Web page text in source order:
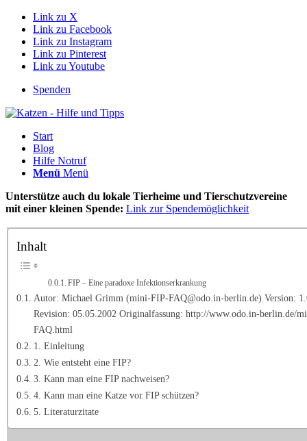
Link zu X
Link zu Facebook
Link zu Instagram
Link zu Pinterest
Link zu Youtube
Spenden
Start
Blog
Hilfe Notruf
Menü Menü
Unterstütze auch du lokale Tierheime und Tierschutzvereine
mit einer kleinen Spende: Link zur Spendemöglichkeit
Inhalt
FIP – Eine paradoxe Infektionserkrankung
Autor: Michael Grimm (mini-FIP-FAQ@odo.in-berlin.de) Version:
Revision: 05.05.2002 Originalfassung: http://www.odo.in-berlin.de/
FAQ.html
1. Einleitung
2. Wie entsteht eine FIP?
3. Kann man eine FIP nachweisen?
4. Kann man eine Katze vor FIP schützen?
5. Literaturzitate